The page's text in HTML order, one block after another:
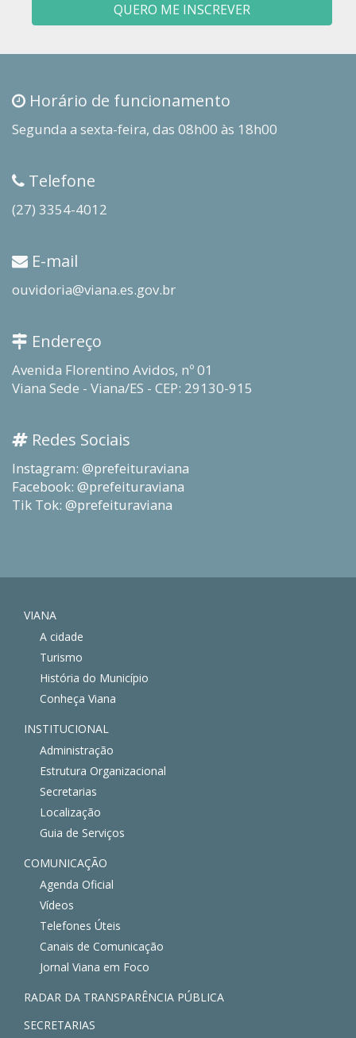
QUERO ME INSCREVER
Horário de funcionamento
Segunda a sexta-feira, das 08h00 às 18h00
Telefone
(27) 3354-4012
E-mail
ouvidoria@viana.es.gov.br
Endereço
Avenida Florentino Avidos, nº 01
Viana Sede - Viana/ES - CEP: 29130-915
Redes Sociais
Instagram: @prefeituraviana
Facebook: @prefeituraviana
Tik Tok: @prefeituraviana
VIANA
A cidade
Turismo
História do Município
Conheça Viana
INSTITUCIONAL
Administração
Estrutura Organizacional
Secretarias
Localização
Guia de Serviços
COMUNICAÇÃO
Agenda Oficial
Vídeos
Telefones Úteis
Canais de Comunicação
Jornal Viana em Foco
RADAR DA TRANSPARÊNCIA PÚBLICA
SECRETARIAS